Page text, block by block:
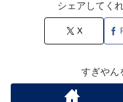
シェアしてく
X
すぎやん